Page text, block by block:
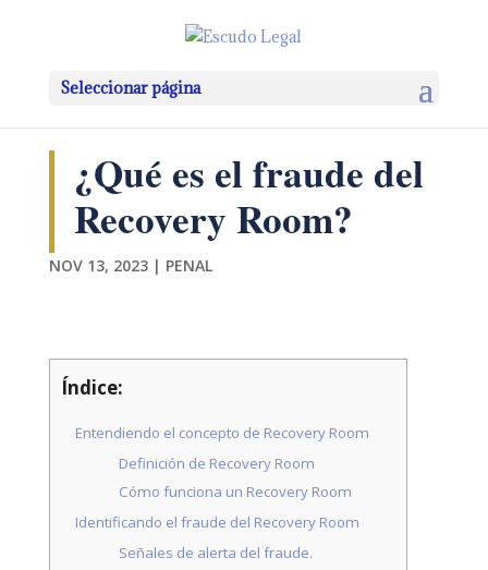
Seleccionar página
¿Qué es el fraude del
Recovery Room?
NOV 13, 2023| PENAL
Índice:
Entendiendo el concepto de Recovery Room
Definición de Recovery Room
Cómo funciona un Recovery Room
Identificando el fraude del Recovery Room
Señales de alerta del fraude.